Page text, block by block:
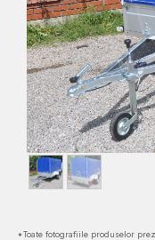
*Toate fotografiile produselor